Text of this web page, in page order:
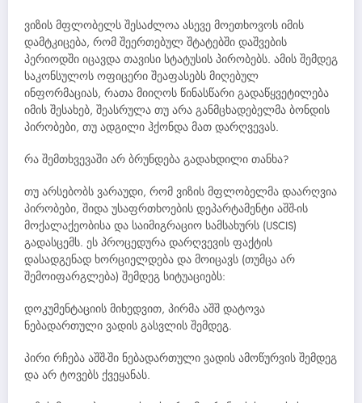
ვიზის მფლობელს შესაძლოა ასევე მოეთხოვოს იმის
დამტკიცება, რომ შეერთებულ შტატებში დაშვების
პერიოდში იცავდა თავისი სტატუსის პირობებს. ამის შემდეგ
საკონსულოს ოფიცერი შეაფასებს მიღებულ
ინფორმაციას, რათა მიიღოს წინასწარი გადაწყვეტილება
იმის შესახებ, შეასრულა თუ არა განმცხადებელმა ბონდის
პირობები, თუ ადგილი ჰქონდა მათ დარღვევას.
რა შემთხვევაში არ ბრუნდება გადახდილი თანხა?
თუ არსებობს ვარაუდი, რომ ვიზის მფლობელმა დაარღვია
პირობები, შიდა უსაფრთხოების დეპარტამენტი აშშ-ის
მოქალაქეობისა და საიმიგრაციო სამსახურს (USCIS)
გადასცემს. ეს პროცედურა დარღვევის ფაქტის
დასადგენად ხორციელდება და მოიცავს (თუმცა არ
შემოიფარგლება) შემდეგ სიტუაციებს:
დოკუმენტაციის მიხედვით, პირმა აშშ დატოვა
ნებადართული ვადის გასვლის შემდეგ.
პირი რჩება აშშ-ში ნებადართული ვადის ამოწურვის შემდეგ
და არ ტოვებს ქვეყანას.